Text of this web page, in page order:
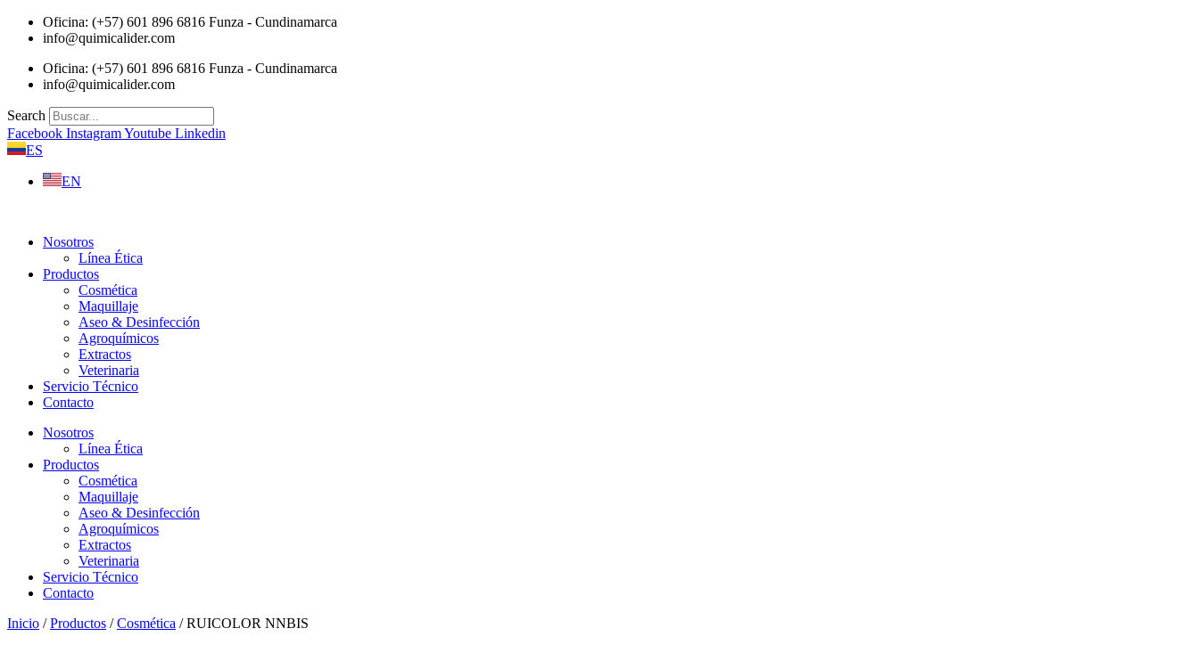
Saltar
Oficina: (+57) 601 896 6816 Funza - Cundinamarca
info@quimicalider.com
Oficina: (+57) 601 896 6816 Funza - Cundinamarca
info@quimicalider.com
Search
Facebook InstagramYoutube Linkedin
ES
EN
Nosotros
Línea Ética
Productos
Cosmética
Maquillaje
Aseo & Desinfección
Agroquímicos
Extractos
Veterinaria
Servicio Técnico
Contacto
Nosotros
Línea Ética
Productos
Cosmética
Maquillaje
Aseo & Desinfección
Agroquímicos
Extractos
Veterinaria
Servicio Técnico
Contacto
Inicio /Productos /Cosmética / RUICOLOR NNBIS